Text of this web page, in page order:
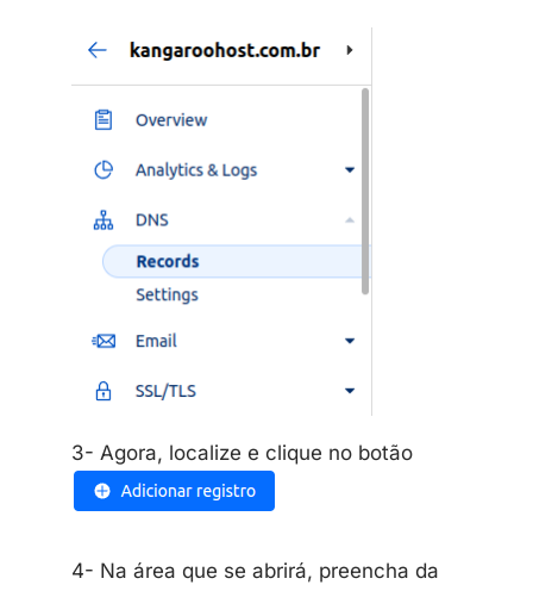
3- Agora, localize e clique no botão
4- Na área que se abrirá, preencha da